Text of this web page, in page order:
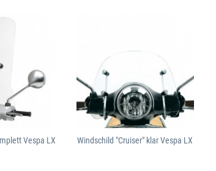
Vespa LX Windschild "Cruiser" klar Vespa LX